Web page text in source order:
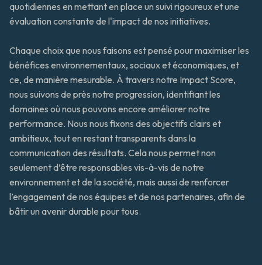
quotidiennes en mettant en place un suivi rigoureux et une
évaluation constante de l'impact de nos initiatives.
Chaque choix que nous faisons est pensé pour maximiser les
bénéfices environnementaux, sociaux et économiques, et
ce, de manière mesurable. À travers notre Impact Score,
nous suivons de près notre progression, identifiant les
domaines où nous pouvons encore améliorer notre
performance. Nous nous fixons des objectifs clairs et
ambitieux, tout en restant transparents dans la
communication des résultats. Cela nous permet non
seulement d’être responsables vis-à-vis de notre
environnement et de la société, mais aussi de renforcer
l’engagement de nos équipes et de nos partenaires, afin de
bâtir un avenir durable pour tous.